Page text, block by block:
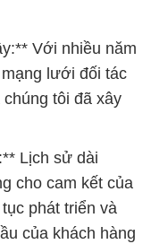
Với nhiều năm
lưới đối tác
tôi đã xây
Lịch sử dài
cho cam kết của
phát triển và
của khách hàng